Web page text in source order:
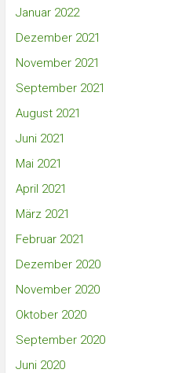
Januar 2022
Dezember 2021
November 2021
September 2021
August 2021
Juni 2021
Mai 2021
April 2021
März 2021
Februar 2021
Dezember 2020
November 2020
Oktober 2020
September 2020
Juni 2020